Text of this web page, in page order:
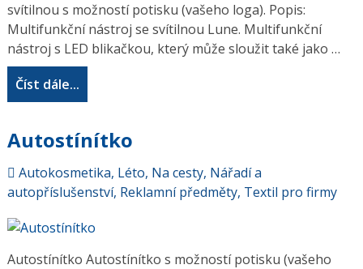
svítilnou s možností potisku (vašeho loga). Popis:
Multifunkční nástroj se svítilnou Lune. Multifunkční
nástroj s LED blikačkou, který může sloužit také jako …
Číst dále...
Autostínítko
Autokosmetika, Léto, Na cesty, Nářadí a
autopříslušenství, Reklamní předměty, Textil pro firmy
Autostínítko Autostínítko s možností potisku (vašeho